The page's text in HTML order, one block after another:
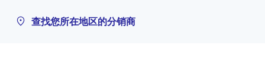
查找您所在地区的分销商